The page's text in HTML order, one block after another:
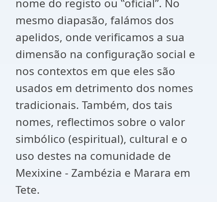
nome do registo ou ‟oficial”. No
mesmo diapasão, falámos dos
apelidos, onde verificamos a sua
dimensão na configuração social e
nos contextos em que eles são
usados em detrimento dos nomes
tradicionais. Também, dos tais
nomes, reflectimos sobre o valor
simbólico (espiritual), cultural e o
uso destes na comunidade de
Mexixine - Zambézia e Marara em
Tete.